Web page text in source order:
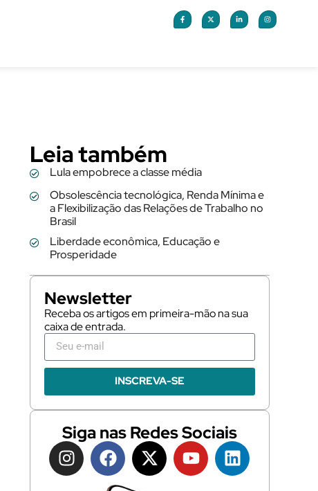
Leia também
Lula empobrece a classe média
Obsolescência tecnológica, Renda Mínima e
a Flexibilização das Relações de Trabalho no
Brasil
Liberdade econômica, Educação e
Prosperidade
Newsletter
Receba os artigos em primeira-mão na sua
caixa de entrada.
INSCREVA-SE
Siga nas Redes Sociais